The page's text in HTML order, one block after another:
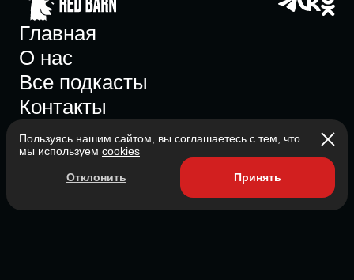
Главная
О нас
Все подкасты
Контакты
Состоит в ассоциации с 2023
Пользуясь нашим сайтом, вы соглашаетесь с тем, что
мы используем cookies
Отклонить Принять